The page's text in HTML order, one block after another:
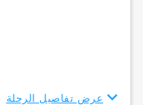
عرض تفاصيل الرحلة